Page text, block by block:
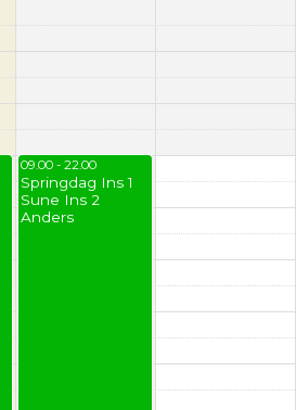
09.00 - 22.00
Springdag Ins 1
Sune Ins 2
Anders